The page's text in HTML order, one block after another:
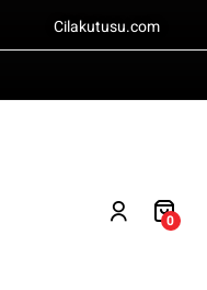
Cilakutusu.com
0